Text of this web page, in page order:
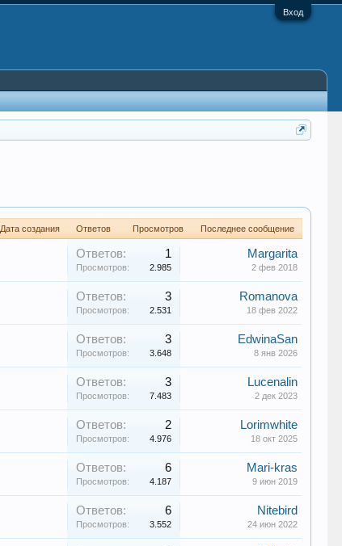
Вход
Дата создания Ответов Просмотров Последнее сообщение
Ответов: 1
Просмотров: 2.985
Margarita
2 фев 2018
Ответов: 3
Просмотров: 2.531
Romanova
18 фев 2022
Ответов: 3
Просмотров: 3.648
EdwinaSan
8 янв 2026
Ответов: 3
Просмотров: 7.483
Lucenalin
2 дек 2023
Ответов: 2
Просмотров: 4.976
Lorimwhite
18 окт 2025
Ответов: 6
Просмотров: 4.187
Mari-kras
9 июн 2019
Ответов: 6
Просмотров: 3.552
Nitebird
24 июн 2022